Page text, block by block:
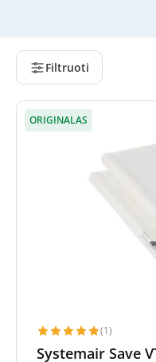
Filtruoti
ORIGINALAS
(1)
Systemair Save